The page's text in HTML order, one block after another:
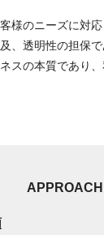
様のニーズに対
、透明性の担保
スの本質であり
APPROACH